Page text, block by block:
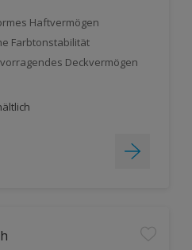
Haftvermögen
Farbtonstabilität
Deckvermögen